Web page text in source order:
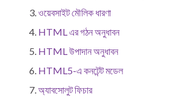
ওয়েবসাইট মৌলিক ধারণা
HTML এর গঠন অনুধাবন
HTML উপাদান অনুধাবন
HTML5-এ কনটেন্ট মডেল
অ্যাবসোলুট ফিচার